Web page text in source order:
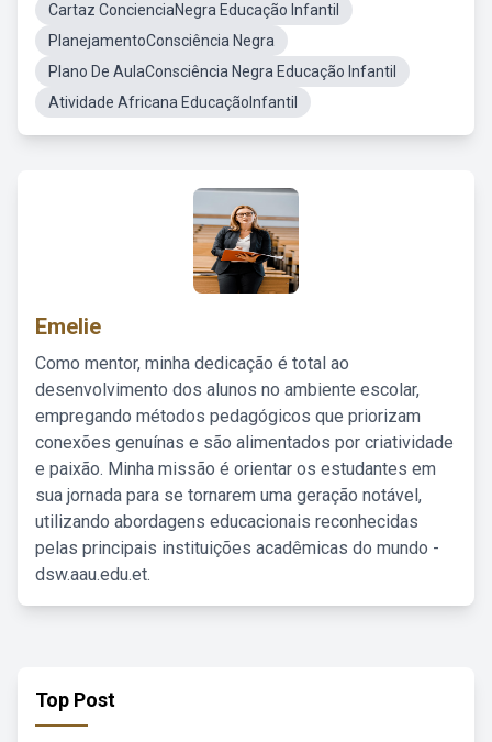
Cartaz ConcienciaNegra Educação Infantil
PlanejamentoConsciência Negra
Plano De AulaConsciência Negra Educação Infantil
Atividade Africana EducaçãoInfantil
Emelie
Como mentor, minha dedicação é total ao
desenvolvimento dos alunos no ambiente escolar,
empregando métodos pedagógicos que priorizam
conexões genuínas e são alimentados por criatividade
e paixão. Minha missão é orientar os estudantes em
sua jornada para se tornarem uma geração notável,
utilizando abordagens educacionais reconhecidas
pelas principais instituições acadêmicas do mundo -
dsw.aau.edu.et.
Top Post